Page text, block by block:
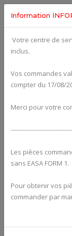
Information
Votre centre de
inclus.
Vos commandes
compter du 17/08/
Merci pour votre
Les pièces
sans EASA FORM 1.
Pour obtenir vos
commander par